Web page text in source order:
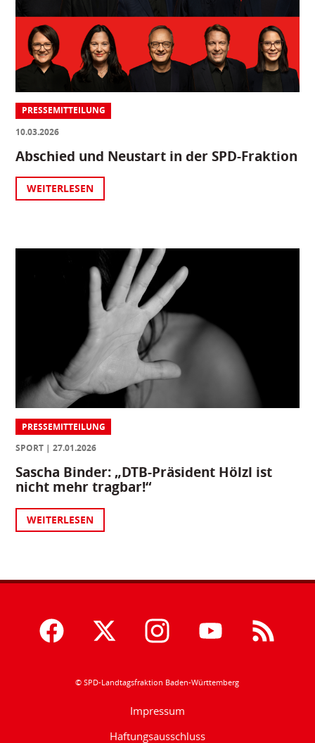
PRESSEMITTEILUNG
10.03.2026
Abschied und Neustart in der SPD-Fraktion
WEITERLESEN
PRESSEMITTEILUNG
SPORT
27.01.2026
Sascha Binder: „DTB-Präsident Hölzl ist
nicht mehr tragbar!“
WEITERLESEN
© SPD-Landtagsfraktion Baden-Württemberg
Impressum
Haftungsausschluss